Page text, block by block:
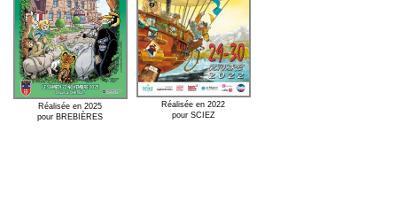
Réalisée en 2025
pour BREBIÈRES
Réalisée en 2022
pour SCIEZ